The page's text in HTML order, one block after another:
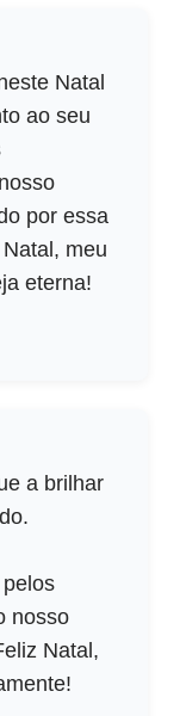
Natal
ao seu
por essa
meu
eterna!
a brilhar
nosso
Natal,